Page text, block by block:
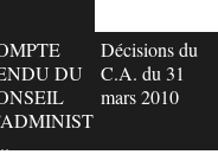
DU
Décisions du
C.A. du 31
mars 2010